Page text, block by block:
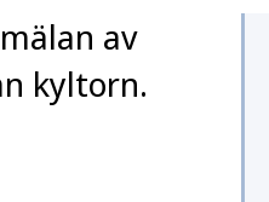
av
kyltorn.